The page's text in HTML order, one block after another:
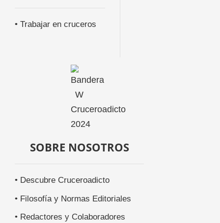
• Trabajar en cruceros
SOBRE NOSOTROS
• Descubre Cruceroadicto
• Filosofía y Normas Editoriales
• Redactores y Colaboradores